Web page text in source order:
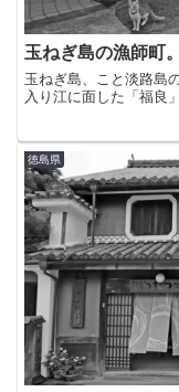
玉ねぎ島の漁師町
玉ねぎ島、こと淡路島
入り江に面した「福良
徳島県